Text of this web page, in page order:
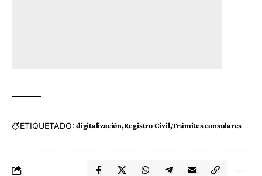
ETIQUETADO: digitalización Registro Civil Trámites consulares